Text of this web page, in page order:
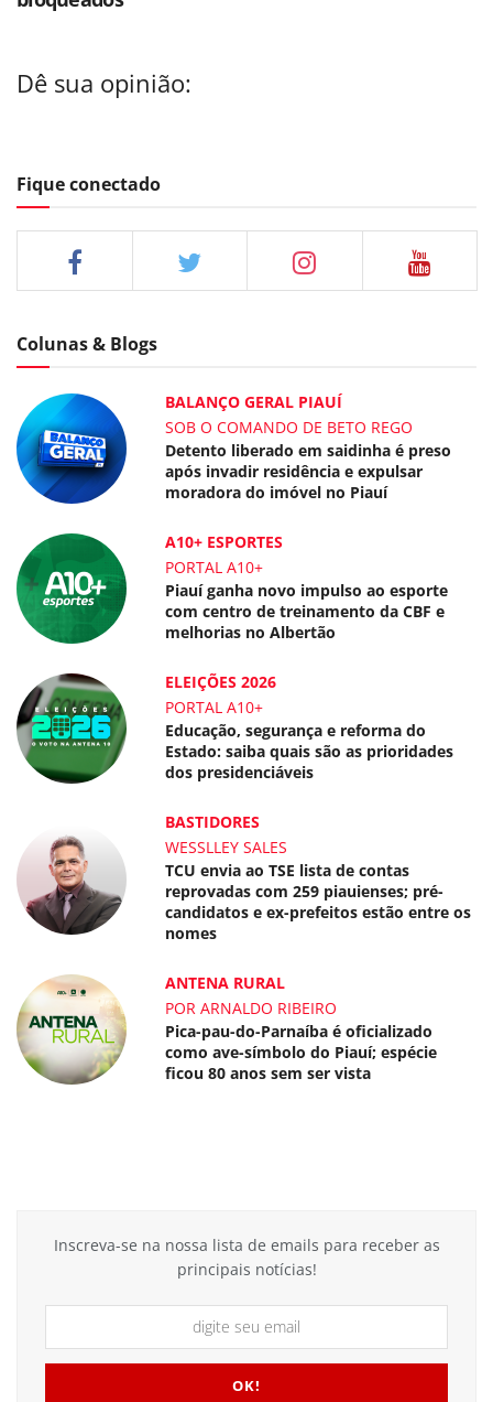
Dê sua opinião:
Fique conectado
Colunas & Blogs
BALANÇO GERAL PIAUÍ
SOB O COMANDO DE BETO REGO
Detento liberado em saidinha é preso
após invadir residência e expulsar
moradora do imóvel no Piauí
A10+ ESPORTES
PORTAL A10+
Piauí ganha novo impulso ao esporte
com centro de treinamento da CBF e
melhorias no Albertão
ELEIÇÕES 2026
PORTAL A10+
Educação, segurança e reforma do
Estado: saiba quais são as prioridades
dos presidenciáveis
BASTIDORES
WESSLLEY SALES
TCU envia ao TSE lista de contas
reprovadas com 259 piauienses; pré-
candidatos e ex-prefeitos estão entre os
nomes
ANTENA RURAL
POR ARNALDO RIBEIRO
Pica-pau-do-Parnaíba é oficializado
como ave-símbolo do Piauí; espécie
ficou 80 anos sem ser vista
Inscreva-se na nossa lista de emails para receber as
principais notícias!